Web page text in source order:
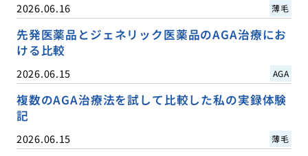
2026.06.16 薄毛
先発医薬品とジェネリック医薬品のAGA治療にお
ける比較
2026.06.15 AGA
複数のAGA治療法を試して比較した私の実録体験
記
2026.06.15 薄毛